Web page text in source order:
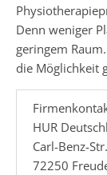
Denn weniger
geringem
die Möglichkeit
HUR
Carl-Benz-
72250